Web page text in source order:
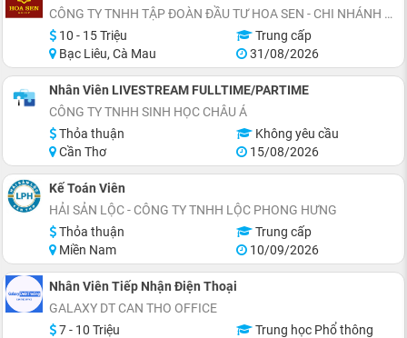
CÔNG TY TNHH TẬP ĐOÀN ĐẦU TƯ HOA SEN - CHI NHÁNH TỈNH CÀ MAU
10 - 15 Triệu
Trung cấp
Bạc Liêu, Cà Mau
31/08/2026
Nhân Viên LIVESTREAM FULLTIME/PARTIME
CÔNG TY TNHH SINH HỌC CHÂU Á
Thỏa thuận
Không yêu cầu
Cần Thơ
15/08/2026
Kế Toán Viên
HẢI SẢN LỘC - CÔNG TY TNHH LỘC PHONG HƯNG
Thỏa thuận
Trung cấp
Miền Nam
10/09/2026
Nhân Viên Tiếp Nhận Điện Thoại
GALAXY DT CAN THO OFFICE
7 - 10 Triệu
Trung học Phổ thông